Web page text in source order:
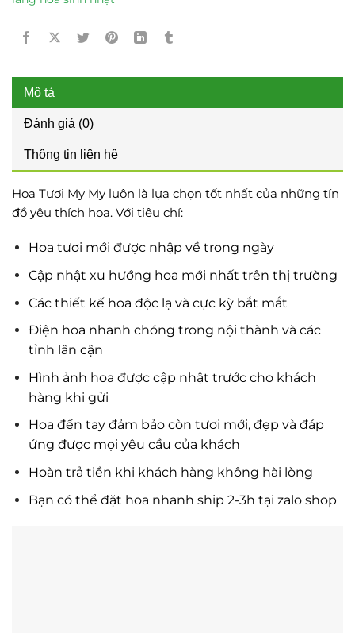
Mô tả
Đánh giá (0)
Thông tin liên hệ
Hoa Tươi My My luôn là lựa chọn tốt nhất của những tín
đồ yêu thích hoa. Với tiêu chí:
Hoa tươi mới được nhập về trong ngày
Cập nhật xu hướng hoa mới nhất trên thị trường
Các thiết kế hoa độc lạ và cực kỳ bắt mắt
Điện hoa nhanh chóng trong nội thành và các
tỉnh lân cận
Hình ảnh hoa được cập nhật trước cho khách
hàng khi gửi
Hoa đến tay đảm bảo còn tươi mới, đẹp và đáp
ứng được mọi yêu cầu của khách
Hoàn trả tiền khi khách hàng không hài lòng
Bạn có thể đặt hoa nhanh ship 2-3h tại zalo shop